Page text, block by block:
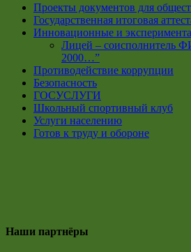
Проекты документов для
Государственная итоговая
Инновационные и
Лицей – соисполнитель
2000…”
Противодействие коррупции
Безопасность
ГОСУСЛУГИ
Школьный спортивный клуб
Услуги населению
Готов к труду и обороне
Наши партнёры